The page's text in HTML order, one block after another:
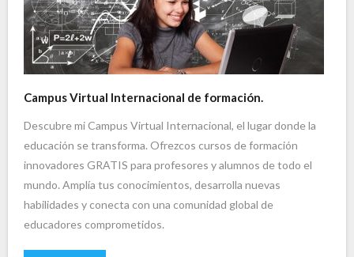
Campus Virtual Internacional de formación.
Descubre mi Campus Virtual Internacional, el lugar donde la
educación se transforma. Ofrezcos cursos de formación
innovadores GRATIS para profesores y alumnos de todo el
mundo. Amplía tus conocimientos, desarrolla nuevas
habilidades y conecta con una comunidad global de
educadores comprometidos.